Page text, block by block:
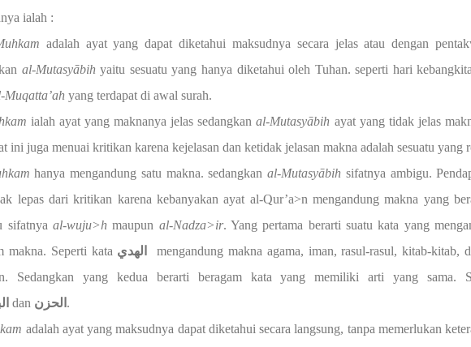
ialah :
adalah ayat yang dapat diketahui maksudnya secara jelas atau dengan
al-Mutasyābihyaitu sesuatu yang hanya diketahui oleh Tuhan. seperti hari
yang terdapat di awal surah.
ialah ayat yang maknanya jelas sedangkanal-Mutasyābih ayat yang tidak jelas
ini juga menuai kritikan karena kejelasan dan ketidak jelasan makna adalah sesuatu yang
hanya mengandung satu makna. sedangkan al-Mutasyābih sifatnya ambigu.
lepas dari kritikan karena kebanyakan ayat al-Qur’a>n mengandung makna yang
sifatnya al-wuju>hmaupun al-Nadza>ir. Yang pertama berarti suatu kata yang
makna. Seperti kata الهدي
mengandung makna agama, iman, rasul-rasul, kitab-kitab,
Sedangkan yang kedua berarti beragam kata yang memiliki arti yang sama.
dan الحزن .
adalah ayat yang maksudnya dapat diketahui secara langsung, tanpa memerlukan